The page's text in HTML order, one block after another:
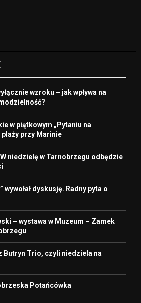
wzroku – jak wpływa na
w piątkowym „Pytaniu na
plaży przy Marinie
W niedzielę w Tarnobrzegu odbędzie
wywołał dyskusję. Radny pyta o
– wystawa w Muzeum – Zamek
Butryn Trio, czyli niedziela na
Potańcówka